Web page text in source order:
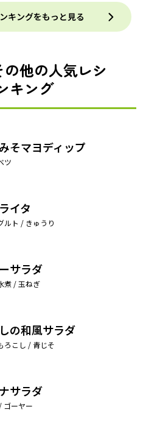
キングをもっと見る
他の人気レシ
キング
そマヨディップ
ツ
イタ
ルト / きゅうり
サラダ
煮 / 玉ねぎ
の和風サラダ
ろこし / 青じそ
サラダ
ゴーヤー